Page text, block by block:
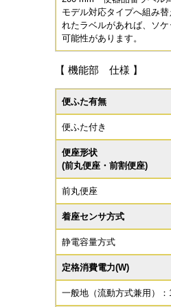
モデル対応タイプへ組み
れたラベルがあれば、ソ
可能性があります。
【 機能部 仕様 】
便ふた有無
便ふた付き
便座形状
(前丸便座・前割便座)
前丸便座
着座センサ方式
静電容量方式
定格消費電力(W)
一般地（流動方式兼用）：